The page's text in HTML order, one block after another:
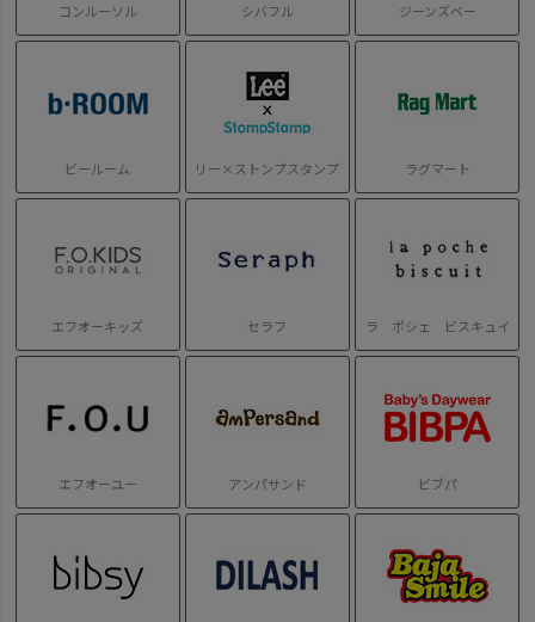
コンルーソル シバフル ジーンズベー
ビールーム リー×ストンプスタンプ ラグマート
エフオーキッズ セラフ ラ ポシェ ビスキュイ
エフオーユー アンパサンド ビブパ